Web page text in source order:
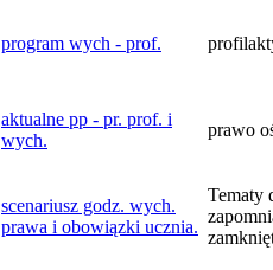
program wych - prof.
aktualne pp - pr. prof. i
wych.
prawo
scenariusz godz. wych.
prawa i obowiązki ucznia.
Tematy